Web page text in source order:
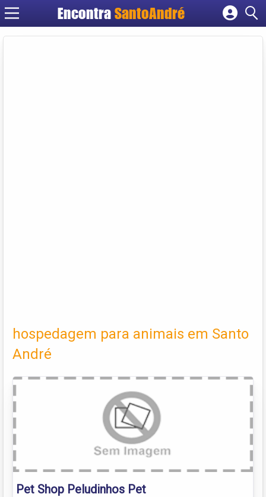
Encontra SantoAndré
Cadastrar empresa
hospedagem para animais em Santo
André
Pet Shop Peludinhos Pet